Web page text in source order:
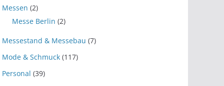
Messen (2)
Messe Berlin (2)
Messestand & Messebau (7)
Mode & Schmuck (117)
Personal (39)